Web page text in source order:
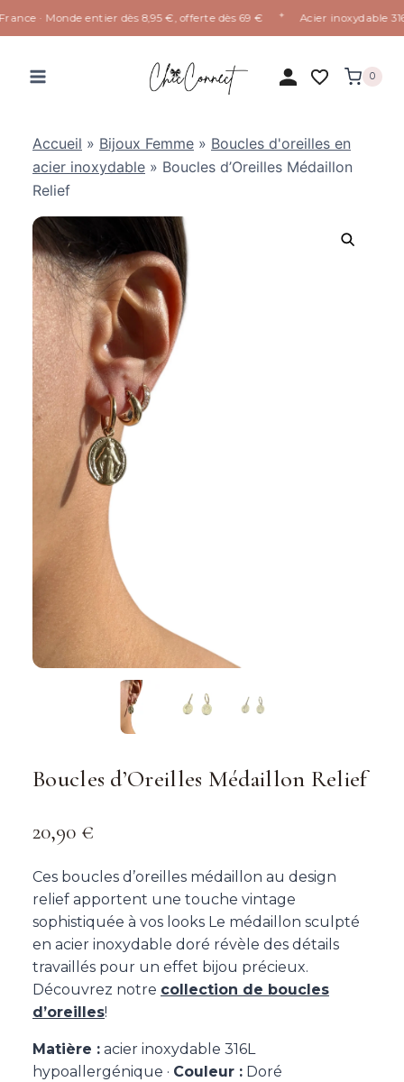
· Monde entier dès 8,95 €, offerte dès 69 € Acier inoxydable
0
Accueil » Bijoux Femme » Boucles d'oreilles en
acier inoxydable » Boucles d’Oreilles Médaillon
Relief
Boucles d’Oreilles Médaillon Relief
20,90 €
Ces boucles d’oreilles médaillon au design
relief apportent une touche vintage
sophistiquée à vos looks Le médaillon sculpté
en acier inoxydable doré révèle des détails
travaillés pour un effet bijou précieux.
Découvrez notre collection de boucles
d’oreilles!
Matière : acier inoxydable 316L
hypoallergénique · Couleur : Doré